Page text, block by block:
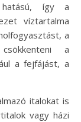
hatású, így a
víztartalma
a
a
a fejfájást, a
italokat is
vagy házi